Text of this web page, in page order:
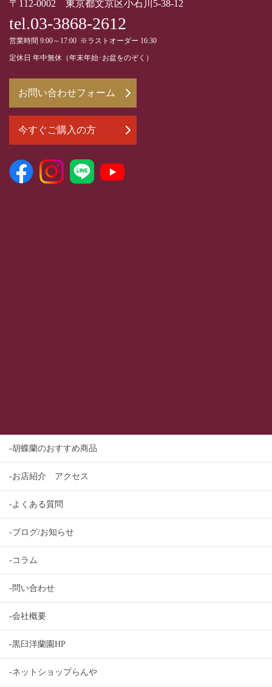
〒112-0002 東京都文京区小石川5-38-12
tel.03-3868-2612
営業時間 9:00～17:00 ※ラストオーダー 16:30
定休日 年中無休（年末年始･お盆をのぞく）
お問い合わせフォーム
今すぐご購入の方
-胡蝶蘭のおすすめ商品
-お店紹介 アクセス
-よくある質問
-ブログ/お知らせ
-コラム
-問い合わせ
-会社概要
-黒臼洋蘭園HP
-ネットショップらんや